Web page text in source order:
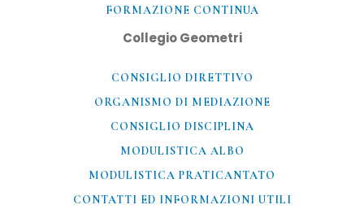
FORMAZIONE CONTINUA
Collegio Geometri
CONSIGLIO DIRETTIVO
ORGANISMO DI MEDIAZIONE
CONSIGLIO DISCIPLINA
MODULISTICA ALBO
MODULISTICA PRATICANTATO
CONTATTI ED INFORMAZIONI UTILI​